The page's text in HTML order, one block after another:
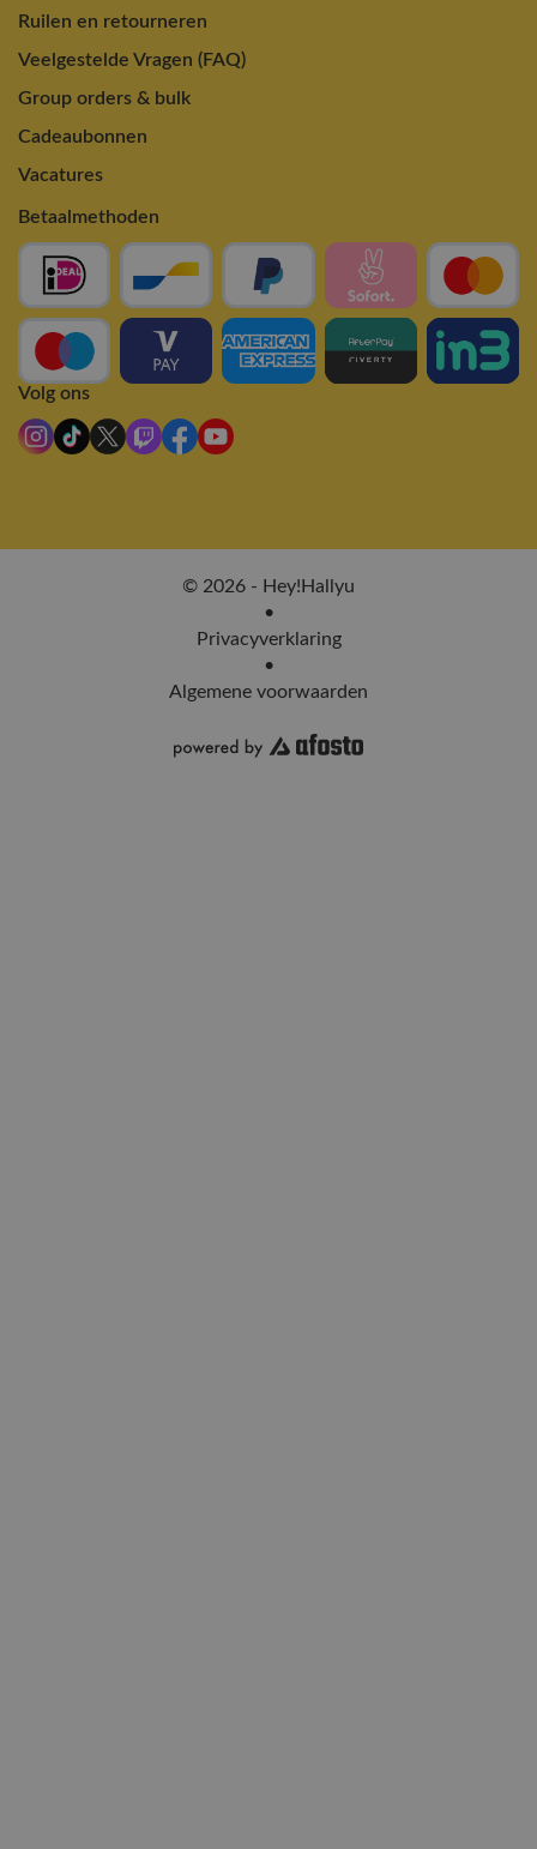
Ruilen en retourneren
Veelgestelde Vragen (FAQ)
Group orders & bulk
Cadeaubonnen
Vacatures
Betaalmethoden
Volg ons
© 2026 - Hey!Hallyu
•
Privacyverklaring
•
Algemene voorwaarden